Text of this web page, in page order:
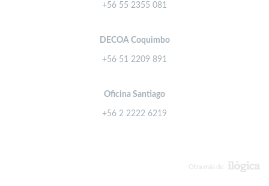
+56 55 2355 081
DECOA Coquimbo
+56 51 2209 891
Oficina Santiago
+56 2 2222 6219